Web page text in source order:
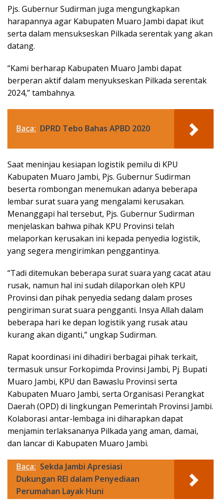
Pjs. Gubernur Sudirman juga mengungkapkan
harapannya agar Kabupaten Muaro Jambi dapat ikut
serta dalam mensukseskan Pilkada serentak yang akan
datang.
“Kami berharap Kabupaten Muaro Jambi dapat
berperan aktif dalam menyukseskan Pilkada serentak
2024,” tambahnya.
Baca: DPRD Tebo Bahas APBD 2020
Saat meninjau kesiapan logistik pemilu di KPU
Kabupaten Muaro Jambi, Pjs. Gubernur Sudirman
beserta rombongan menemukan adanya beberapa
lembar surat suara yang mengalami kerusakan.
Menanggapi hal tersebut, Pjs. Gubernur Sudirman
menjelaskan bahwa pihak KPU Provinsi telah
melaporkan kerusakan ini kepada penyedia logistik,
yang segera mengirimkan penggantinya.
“Tadi ditemukan beberapa surat suara yang cacat atau
rusak, namun hal ini sudah dilaporkan oleh KPU
Provinsi dan pihak penyedia sedang dalam proses
pengiriman surat suara pengganti. Insya Allah dalam
beberapa hari ke depan logistik yang rusak atau
kurang akan diganti,” ungkap Sudirman.
Rapat koordinasi ini dihadiri berbagai pihak terkait,
termasuk unsur Forkopimda Provinsi Jambi, Pj. Bupati
Muaro Jambi, KPU dan Bawaslu Provinsi serta
Kabupaten Muaro Jambi, serta Organisasi Perangkat
Daerah (OPD) di lingkungan Pemerintah Provinsi Jambi.
Kolaborasi antar-lembaga ini diharapkan dapat
menjamin terlaksananya Pilkada yang aman, damai,
dan lancar di Kabupaten Muaro Jambi.
Baca: Sekda Jambi Apresiasi
Dukungan REI dalam Penyediaan
Perumahan Layak Huni